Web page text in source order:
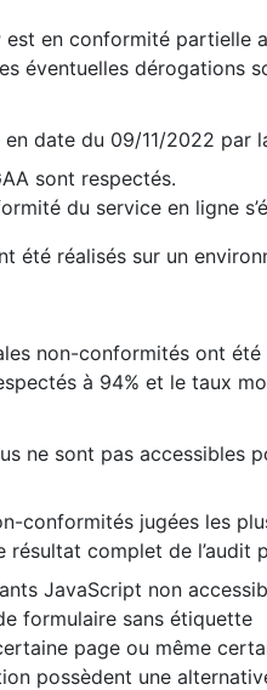
est en conformité partielle
éventuelles dérogations
en date du 09/11/2022 par
sont respectés.
du service en ligne
été réalisés sur un
non-conformités ont
à 94% et le taux
ne sont pas accessibles
conformités jugées les
résultat complet de
JavaScript non
formulaire sans étiquette
page ou même
possèdent une